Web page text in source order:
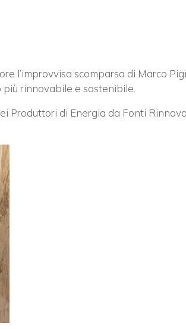
l’improvvisa scomparsa di Marco
rinnovabile e sostenibile.
Produttori di Energia da Fonti